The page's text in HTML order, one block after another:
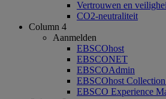
Vertrouwen en
CO2-neutraliteit
Column 4
Aanmelden
EBSCOhost
EBSCONET
EBSCOAdmin
EBSCOhost
EBSCO Experience